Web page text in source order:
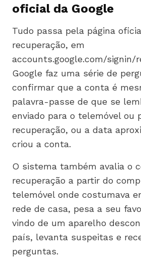
oficial da Google
Tudo passa pela página
recuperação, em
accounts.google.com/signin/
Google faz uma série de
confirmar que a conta é
palavra-passe de que se
enviado para o telemóvel ou
recuperação, ou a data
criou a conta.
O sistema também avalia o
recuperação a partir do
telemóvel onde costumava
rede de casa, pesa a seu
vindo de um aparelho
país, levanta suspeitas e
perguntas.